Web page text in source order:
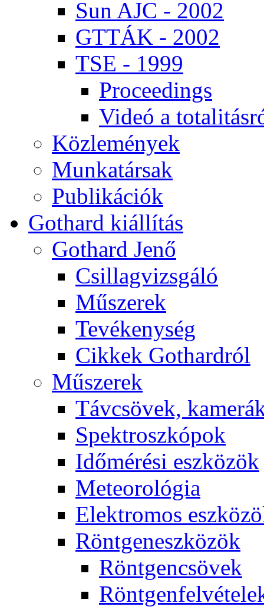
Sun AJC - 2002
GT­TÁK - 2002
TSE - 1999
Pro­ce­e­dings
Vi­deó a
Köz­le­mé­nyek
Mun­ka­tár­sak
Pub­li­ká­ci­ók
Got­hard ki­ál­lí­tás
Got­hard Je­nő
Csil­lag­vizs­gá­ló
Mű­sze­rek
Te­vé­keny­ség
Cik­kek Got­hard­ról
Mű­sze­rek
Táv­csö­vek,
Spekt­rosz­kó­pok
Idő­mé­ré­si esz­kö­zök
Me­te­o­ro­ló­gia
Elekt­ro­mos
Rönt­gen­esz­kö­zök
Rönt­gen­csö­vek